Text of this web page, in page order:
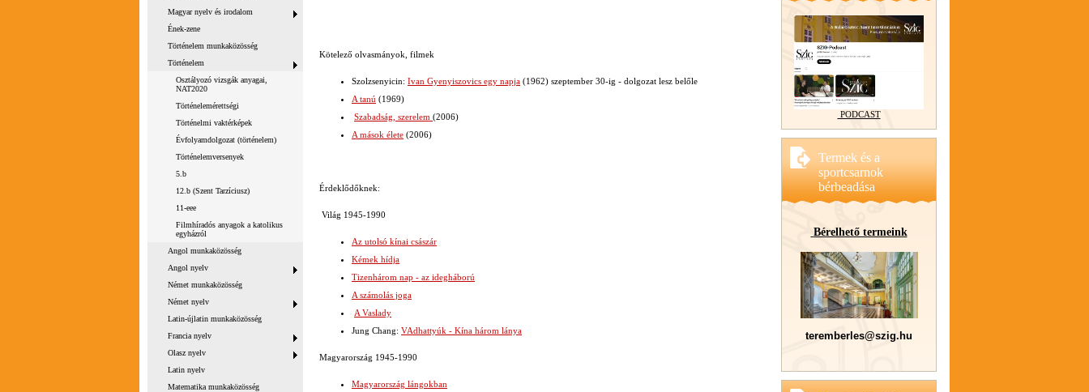
Magyar nyelv és irodalom
Ének-zene
Történelem munkaközösség
Történelem
Osztályozó vizsgák anyagai,
NAT2020
Történelemérettségi
Történelmi vaktérképek
Évfolyamdolgozat (történelem)
Történelemversenyek
5.b
12.b (Szent Tarzíciusz)
11-eee
Filmhíradós anyagok a katolikus
egyházról
Angol munkaközösség
Angol nyelv
Német munkaközösség
Német nyelv
Latin-újlatin munkaközösség
Francia nyelv
Olasz nyelv
Latin nyelv
Matematika munkaközösség
Kötelező olvasmányok, filmek
Szolzsenyicin: Ivan Gyenyiszovics egy napja (1962) szeptember 30-ig - dolgozat lesz belőle
A tanú (1969)
Szabadság, szerelem (2006)
A mások élete (2006)
Érdeklődőknek:
Világ 1945-1990
Az utolsó kínai császár
Kémek hídja
Tizenhárom nap - az idegháború
A számolás joga
A Vaslady
Jung Chang: VAdhattyúk - Kína három lánya
Magyarország 1945-1990
Magyarország lángokban
PODCAST
Termek és a
sportcsarnok
bérbeadása
Bérelhető termeink
teremberles@szig.hu